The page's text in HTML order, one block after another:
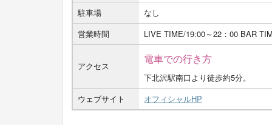
駐車場
なし
営業時間
LIVE TIME/19:00～22：00 BAR
アクセス
電車での行き方
下北沢駅南口より徒歩約5分。
ウェブサイト
オフィシャルHP